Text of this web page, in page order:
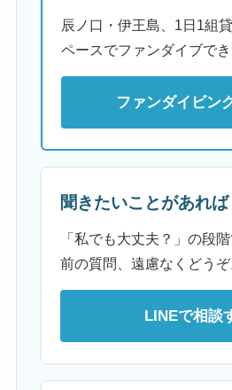
辰ノ口・伊王島、1日1組
ペースでファンダイブでき
ファンダイビン
聞きたいことがあれば
「私でも大丈夫？」の段
前の質問、遠慮なくどうぞ
LINEで相談